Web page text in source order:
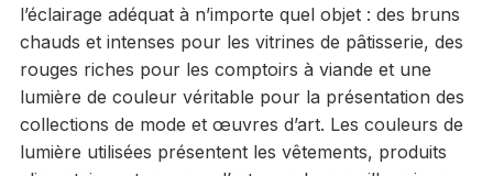
l’éclairage adéquat à n’importe quel objet : des bruns
chauds et intenses pour les vitrines de pâtisserie, des
rouges riches pour les comptoirs à viande et une
lumière de couleur véritable pour la présentation des
collections de mode et œuvres d’art. Les couleurs de
lumière utilisées présentent les vêtements, produits